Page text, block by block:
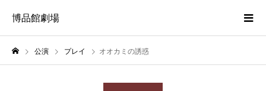
博品館劇場
公演 プレイ オオカミの誘惑